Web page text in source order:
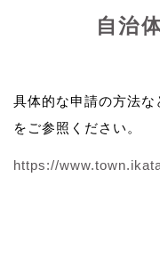
自治
具体的な申請の方法
をご参照ください。
https://